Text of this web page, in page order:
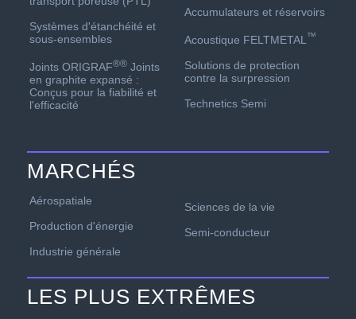
Systèmes d'étanchéité et
sous-ensembles
Joints ORIGRAF®®Joints
en graphite expansé :
Conçus pour la fiabilité et
l'efficacité
Accumulateurs et réservoirs
Acoustique FELTMETAL ™
Solutions de protection
contre la surpression
Technetics Semi
MARCHÉS
Aérospatiale
Production d'énergie
Industrie générale
Sciences de la vie
Semi-conducteur
LES PLUS EXTRÊMES